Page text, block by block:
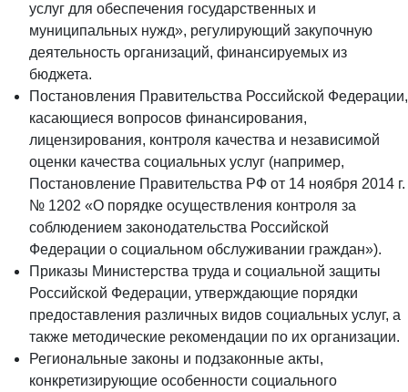
услуг для обеспечения государственных и
муниципальных нужд», регулирующий закупочную
деятельность организаций, финансируемых из
бюджета.
Постановления Правительства Российской Федерации,
касающиеся вопросов финансирования,
лицензирования, контроля качества и независимой
оценки качества социальных услуг (например,
Постановление Правительства РФ от 14 ноября 2014 г.
№ 1202 «О порядке осуществления контроля за
соблюдением законодательства Российской
Федерации о социальном обслуживании граждан»).
Приказы Министерства труда и социальной защиты
Российской Федерации, утверждающие порядки
предоставления различных видов социальных услуг, а
также методические рекомендации по их организации.
Региональные законы и подзаконные акты,
конкретизирующие особенности социального